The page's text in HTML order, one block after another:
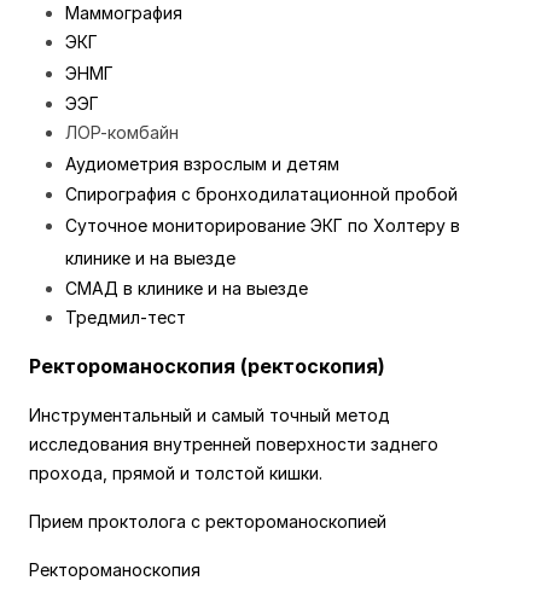
Маммография
ЭКГ
ЭНМГ
ЭЭГ
ЛОР-комбайн
Аудиометрия взрослым и детям
Спирография с бронходилатационной пробой
Суточное мониторирование ЭКГ по Холтеру в
клинике и на выезде
СМАД в клинике и на выезде
Тредмил-тест
Ректороманоскопия (ректоскопия)
Инструментальный и самый точный метод
исследования внутренней поверхности заднего
прохода, прямой и толстой кишки.
Прием проктолога с ректороманоскопией
Ректороманоскопия